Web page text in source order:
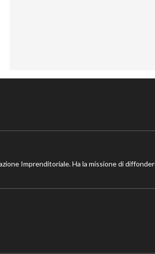
Imprenditoriale. Ha la missione di